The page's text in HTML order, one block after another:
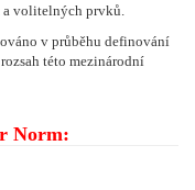
volitelných prvků.
v průběhu definování
této mezinárodní
Norm: